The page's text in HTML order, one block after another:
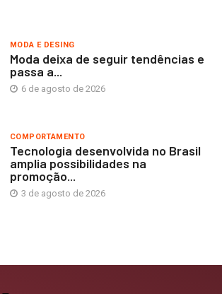
MODA E DESING
Moda deixa de seguir tendências e
passa a...
6 de agosto de 2026
COMPORTAMENTO
Tecnologia desenvolvida no Brasil
amplia possibilidades na
promoção...
3 de agosto de 2026